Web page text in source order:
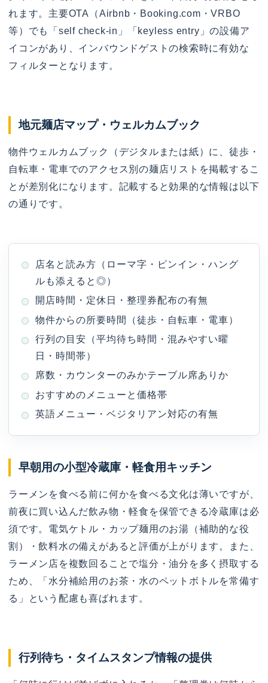
れます。主要OTA（Airbnb・Booking.com・VRBO
等）でも「self check-in」「keyless entry」の設備ア
イコンがあり、インバウンドゲストの検索時に有効な
フィルターとなります。
地元麺店マップ・ウェルカムブック
物件ウェルカムブック（デジタルまたは紙）に、徒歩・
自転車・電車でのアクセス別の麺店リストを掲載するこ
とが差別化になります。記載すると効果的な情報は以下
の通りです。
店名と読み方（ローマ字・ピンイン・ハング
ルも添えると◎）
開店時間・定休日・整理券配布の有無
物件からの所要時間（徒歩・自転車・電車）
行列の目安（平均待ち時間・混みやすい曜
日・時間帯）
席数・カウンターのみかテーブル席ありか
おすすめのメニューと価格帯
英語メニュー・ベジタリアン対応の有無
早朝用の小型冷蔵庫・軽食用キッチン
ラーメンを食べる前に何かを食べる文化は薄いですが、
前夜に買い込んだ飲み物・軽食を保管できる冷蔵庫は必
須です。電気ケトル・カップ麺用のお湯（補助的な役
割）・飲料水の備えがあると評価が上がります。また、
ラーメン店を複数回ることで塩分・油分を多く摂取する
ため、「水分補給用のお茶・水のペットボトルを常備す
る」という配慮も喜ばれます。
行列待ち・タイムスタンプ情報の提供